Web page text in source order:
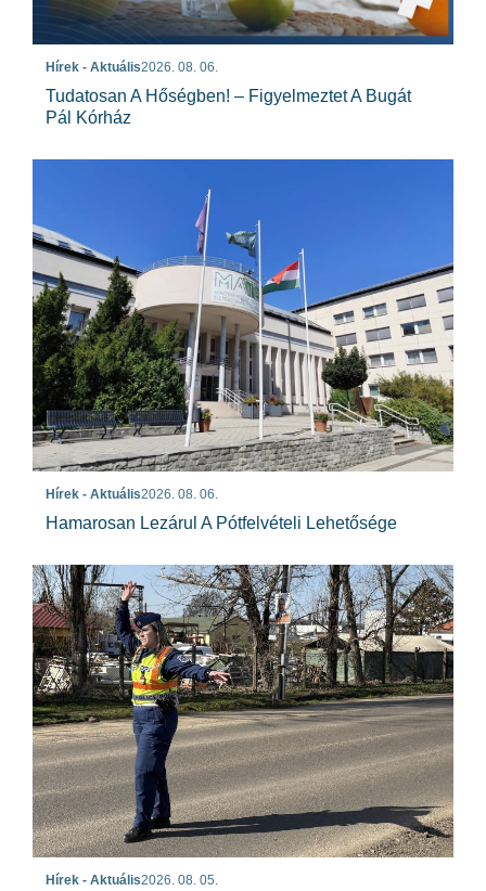
Hírek - Aktuális2026. 08. 06.
Tudatosan A Hőségben! – Figyelmeztet A Bugát
Pál Kórház
Hírek - Aktuális2026. 08. 06.
Hamarosan Lezárul A Pótfelvételi Lehetősége
Hírek - Aktuális2026. 08. 05.